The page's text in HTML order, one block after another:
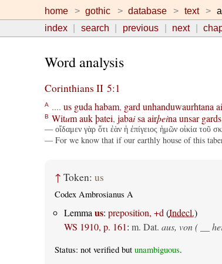
home gothic database text
index
search previous next
Word analysis
Corinthians II 5:1
A.... us guda habam, gard unhanduwaurhtana
B Witum auk þatei, jabai sa airþeina unsar gards
— οἴδαμεν γὰρ ὅτι ἐὰν ἡ ἐπίγειος ἡμῶν οἰκία τοῦ
— For we know that if our earthly house of this
↑ Token: us
Codex Ambrosianus A
Lemma us: preposition, +d (Indecl.)
WS 1910, p. 161: m. Dat. aus, von ( __
Status: not verified but unambiguous.